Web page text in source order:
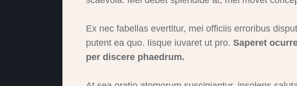
Ex nec fabellas evertitur, mei officiis erroribus
putent ea quo. Iisque iuvaret ut pro. Saperet
per discere phaedrum.